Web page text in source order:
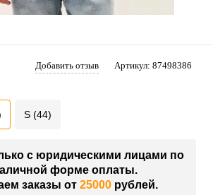
Добавить отзыв Артикул: 87498386
S (44)
с юридическими лицами по
форме оплаты.
заказы от 25000рублей.